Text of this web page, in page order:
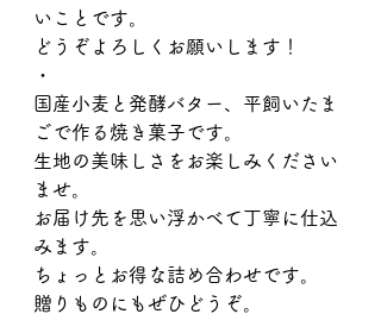
いことです。
どうぞよろしくお願いします！
・
国産小麦と発酵バター、平飼いたま
ごで作る焼き菓子です。
生地の美味しさをお楽しみください
ませ。
お届け先を思い浮かべて丁寧に仕込
みます。
ちょっとお得な詰め合わせです。
贈りものにもぜひどうぞ。